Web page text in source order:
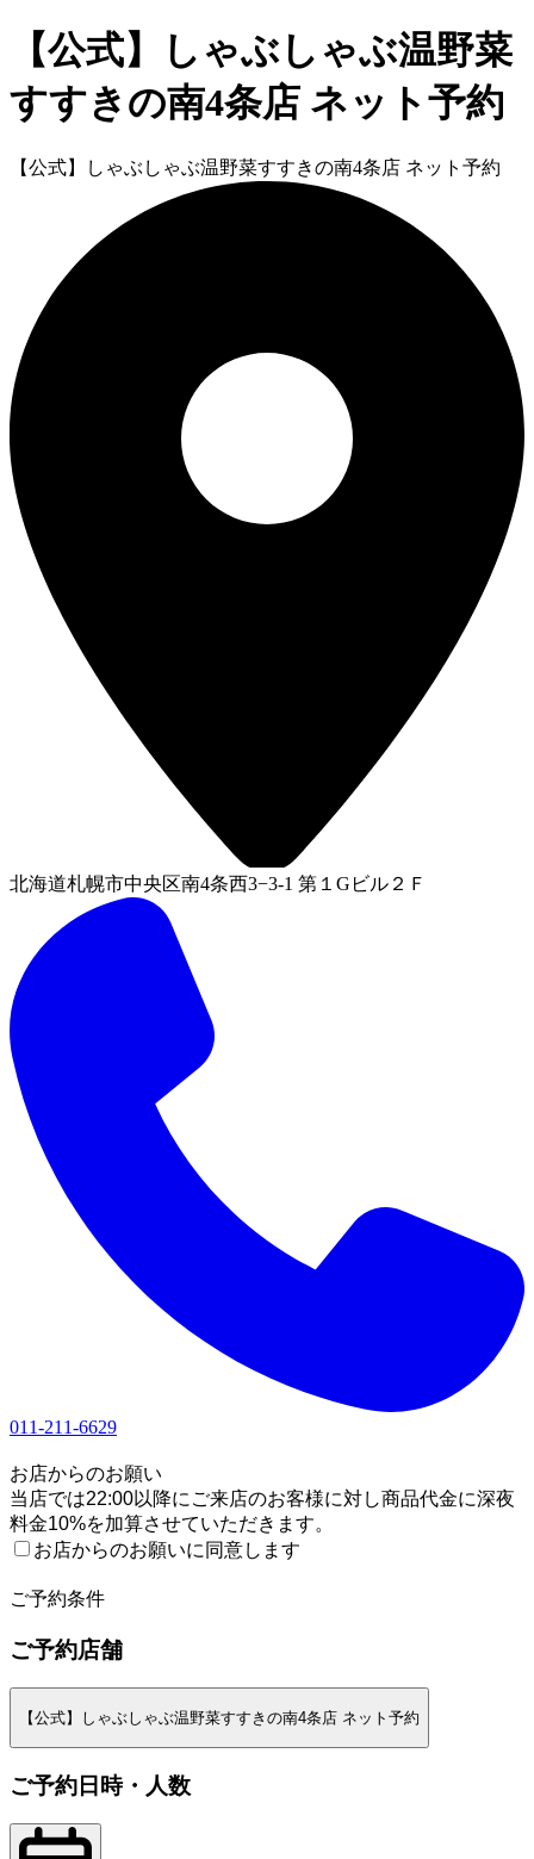
【公式】しゃぶしゃぶ温野菜
すすきの南4条店 ネット予約
【公式】しゃぶしゃぶ温野菜すすきの南4条店 ネット予約
北海道札幌市中央区南4条西3−3-1 第１Gビル２Ｆ
011-211-6629
お店からのお願い
当店では22:00以降にご来店のお客様に対し商品代金に深夜
料金10%を加算させていただきます。
お店からのお願いに同意します
ご予約条件
ご予約店舗
【公式】しゃぶしゃぶ温野菜すすきの南4条店 ネット予約
ご予約日時・人数